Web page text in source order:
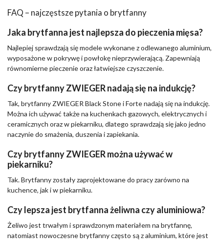
FAQ – najczęstsze pytania o brytfanny
Jaka brytfanna jest najlepsza do pieczenia mięsa?
Najlepiej sprawdzają się modele wykonane z odlewanego aluminium,
wyposażone w pokrywę i powłokę nieprzywierającą. Zapewniają
równomierne pieczenie oraz łatwiejsze czyszczenie.
Czy brytfanny ZWIEGER nadają się na indukcję?
Tak, brytfanny ZWIEGER Black Stone i Forte nadają się na indukcję.
Można ich używać także na kuchenkach gazowych, elektrycznych i
ceramicznych oraz w piekarniku, dlatego sprawdzają się jako jedno
naczynie do smażenia, duszenia i zapiekania.
Czy brytfanny ZWIEGER można używać w
piekarniku?
Tak. Brytfanny zostały zaprojektowane do pracy zarówno na
kuchence, jak i w piekarniku.
Czy lepsza jest brytfanna żeliwna czy aluminiowa?
Żeliwo jest trwałym i sprawdzonym materiałem na brytfannę,
natomiast nowoczesne brytfanny często są z aluminium, które jest